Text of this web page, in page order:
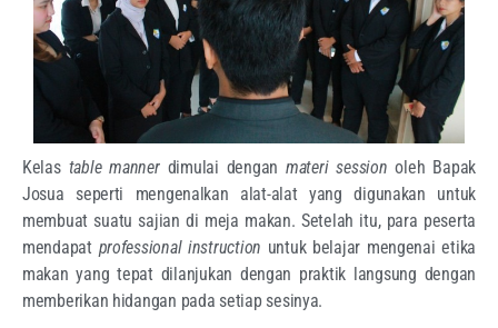
Kelas table mannerdimulai denganmateri session oleh Bapak
Josua seperti mengenalkan alat-alat yang digunakan untuk
membuat suatu sajian di meja makan. Setelah itu, para peserta
mendapat professional instruction untuk belajar mengenai etika
makan yang tepat dilanjukan dengan praktik langsung dengan
memberikan hidangan pada setiap sesinya.